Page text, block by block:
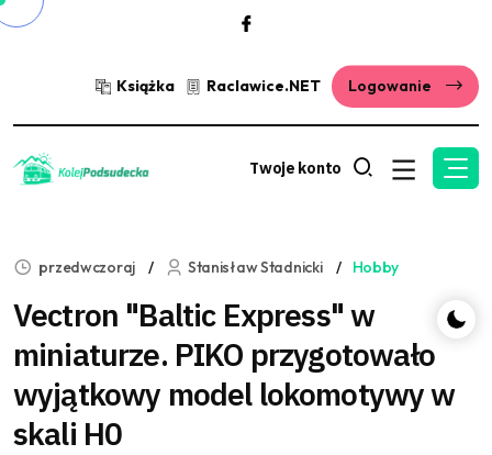
Książka Raclawice.NET Logowanie
Twoje konto
przedwczoraj Stanisław Stadnicki Hobby
Vectron "Baltic Express" w
miniaturze. PIKO przygotowało
wyjątkowy model lokomotywy w
skali H0